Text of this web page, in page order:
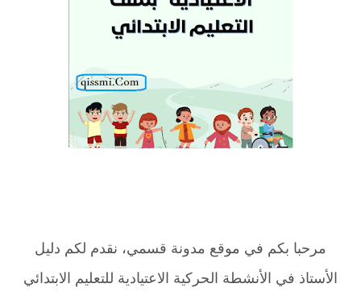
مرحبا بكم في موقع مدونة قسمي، نقدم لكم دليل
الأستاذ في الأنشطة الحركية الاعتيادية للتعليم الابتدائي